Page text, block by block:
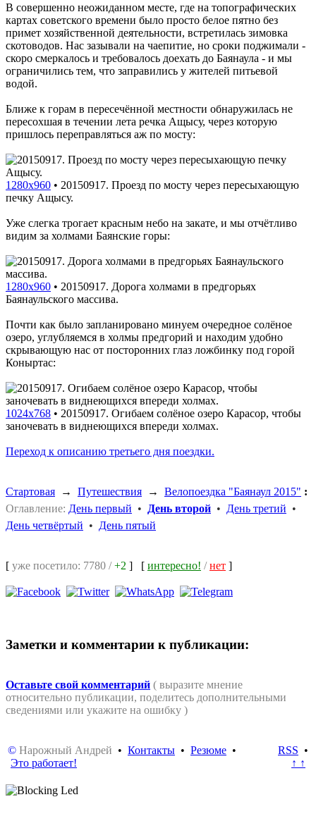
В совершенно неожиданном месте, где на топографических
картах советского времени было просто белое пятно без
примет хозяйственной деятельности, встретилась зимовка
скотоводов. Нас зазывали на чаепитие, но сроки поджимали -
скоро смеркалось и требовалось доехать до Баянаула - и мы
ограничились тем, что заправились у жителей питьевой
водой.
Ближе к горам в пересечённой местности обнаружилась не
пересохшая в течении лета речка Ащысу, через которую
пришлось переправляться аж по мосту:
1280x960 • 20150917. Проезд по мосту через пересыхающую
печку Ащысу.
Уже слегка трогает красным небо на закате, и мы отчётливо
видим за холмами Баянские горы:
1280x960 • 20150917. Дорога холмами в предгорьях
Баянаульского массива.
Почти как было запланировано минуем очередное солёное
озеро, углубляемся в холмы предгорий и находим удобно
скрывающую нас от посторонних глаз ложбинку под горой
Коныртас:
1024x768 • 20150917. Огибаем солёное озеро Карасор, чтобы
заночевать в виднеющихся впереди холмах.
Переход к описанию третьего дня поездки.
Стартовая → Путешествия → Велопоездка "Баянаул 2015" :
Оглавление: День первый • День второй • День третий •
День четвёртый • День пятый
[ уже посетило: 7780 /+2 ] [ интересно! /нет ]
Заметки и комментарии к публикации:
Оставьте свой комментарий ( выразите мнение
относительно публикации, поделитесь дополнительными
сведениями или укажите на ошибку )
© Нарожный Андрей • Контакты • Резюме •
Это работает!
RSS •
↑ ↑